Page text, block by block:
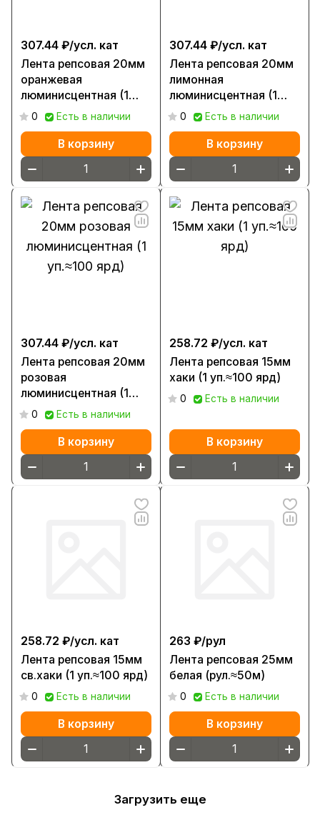
307.44 ₽/усл. кат
Лента репсовая 20мм
оранжевая
люминисцентная (1
уп.≈100 ярд)
0 Есть в наличии
В корзину
307.44 ₽/усл. кат
Лента репсовая 20мм
лимонная
люминисцентная (1
уп.≈100 ярд)
0 Есть в наличии
В корзину
307.44 ₽/усл. кат
Лента репсовая 20мм
розовая
люминисцентная (1
уп.≈100 ярд)
0 Есть в наличии
В корзину
258.72 ₽/усл. кат
Лента репсовая 15мм
хаки (1 уп.≈100 ярд)
0 Есть в наличии
В корзину
258.72 ₽/усл. кат
Лента репсовая 15мм
св.хаки (1 уп.≈100 ярд)
0 Есть в наличии
В корзину
263 ₽/рул
Лента репсовая 25мм
белая (рул.≈50м)
0 Есть в наличии
В корзину
Загрузить еще